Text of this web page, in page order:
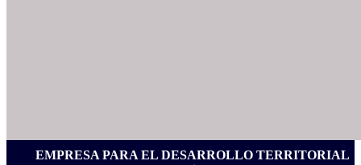
EMPRESA PARA EL DESARROLLO TERRITORIAL